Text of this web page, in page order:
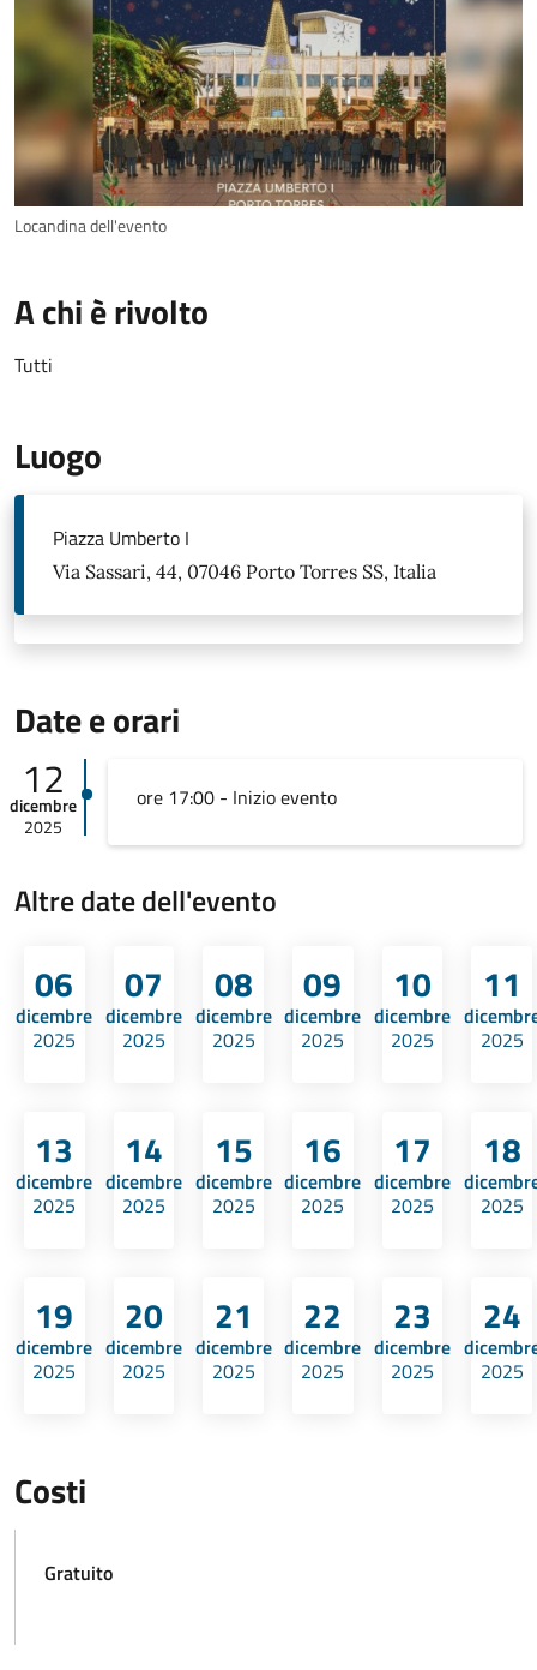
Locandina dell'evento
A chi è rivolto
Tutti
Luogo
Piazza Umberto I
Via Sassari, 44, 07046 Porto Torres SS, Italia
Date e orari
12
dicembre
2025
ore 17:00 - Inizio evento
Altre date dell'evento
06
dicembre
2025
07
dicembre
2025
08
dicembre
2025
09
dicembre
2025
10
dicembre
2025
11
2025
13
dicembre
2025
14
dicembre
2025
15
dicembre
2025
16
dicembre
2025
17
dicembre
2025
18
2025
19
dicembre
2025
20
dicembre
2025
21
dicembre
2025
22
dicembre
2025
23
dicembre
2025
24
2025
Costi
Gratuito